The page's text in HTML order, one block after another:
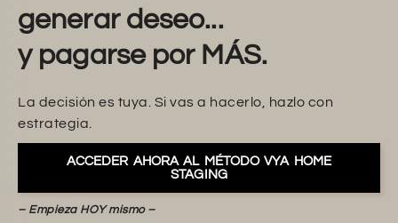
generar deseo...
y pagarse por MÁS.
La decisión es tuya. Si vas a hacerlo, hazlo con
estrategia.
ACCEDER AHORA AL MÉTODO VYA HOME
STAGING
– Empieza HOY mismo –